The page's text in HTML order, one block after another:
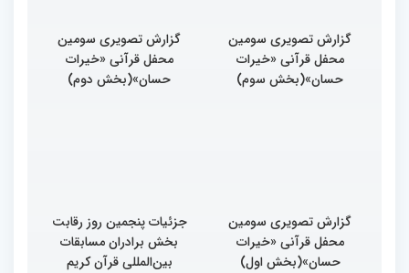
گزارش تصویری سومین
محفل قرآنی «خیرات
حسان»(بخش سوم)
گزارش تصویری سومین
محفل قرآنی «خیرات
حسان»(بخش دوم)
گزارش تصویری سومین
محفل قرآنی «خیرات
حسان»(بخش اول)
جزئیات پنجمین روز رقابت
بخش برادران مسابقات
بین‌المللی قرآن کریم